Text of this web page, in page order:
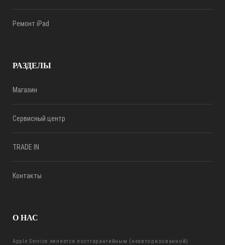
Ремонт iPad
РАЗДЕЛЫ
Магазин
Сервисный центр
TRADE IN
Контакты
О НАС
Apple Service является постгарантийным (неавторизованной)